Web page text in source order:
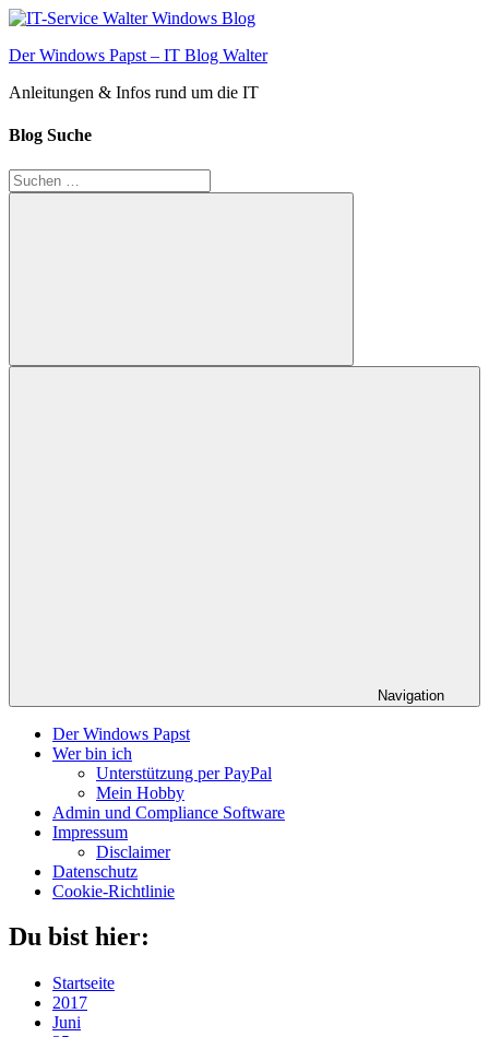
Zum
springen
Der Windows Papst – IT Blog Walter
Anleitungen & Infos rund um die IT
Blog Suche
Suchen
nach:
Suchen
Navigation
Der Windows Papst
Wer bin ich
Unterstützung per PayPal
Mein Hobby
Admin und Compliance Software
Impressum
Disclaimer
Datenschutz
Cookie-Richtlinie
Du bist hier:
Startseite
2017
Juni